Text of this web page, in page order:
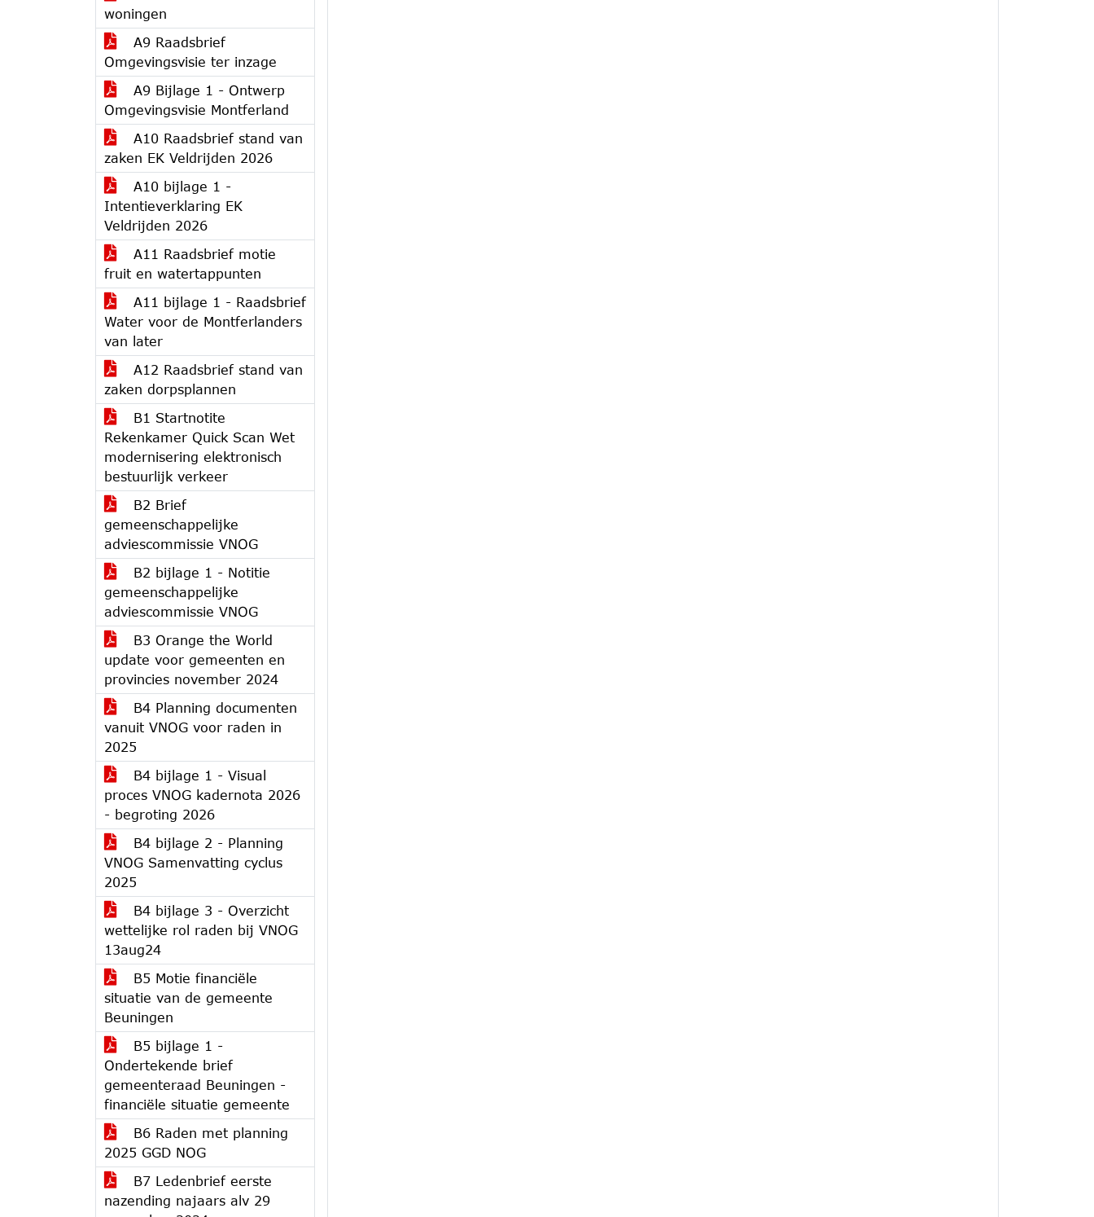
woningen
A9 Raadsbrief
Omgevingsvisie ter inzage
A9 Bijlage 1 - Ontwerp
Omgevingsvisie Montferland
A10 Raadsbrief stand van
zaken EK Veldrijden 2026
A10 bijlage 1 -
Intentieverklaring EK
Veldrijden 2026
A11 Raadsbrief motie
fruit en watertappunten
A11 bijlage 1 - Raadsbrief
Water voor de Montferlanders
van later
A12 Raadsbrief stand van
zaken dorpsplannen
B1 Startnotite
Rekenkamer Quick Scan Wet
modernisering elektronisch
bestuurlijk verkeer
B2 Brief
gemeenschappelijke
adviescommissie VNOG
B2 bijlage 1 - Notitie
gemeenschappelijke
adviescommissie VNOG
B3 Orange the World
update voor gemeenten en
provincies november 2024
B4 Planning documenten
vanuit VNOG voor raden in
2025
B4 bijlage 1 - Visual
proces VNOG kadernota 2026
- begroting 2026
B4 bijlage 2 - Planning
VNOG Samenvatting cyclus
2025
B4 bijlage 3 - Overzicht
wettelijke rol raden bij VNOG
13aug24
B5 Motie financiële
situatie van de gemeente
Beuningen
B5 bijlage 1 -
Ondertekende brief
gemeenteraad Beuningen -
financiële situatie gemeente
B6 Raden met planning
2025 GGD NOG
B7 Ledenbrief eerste
nazending najaars alv 29